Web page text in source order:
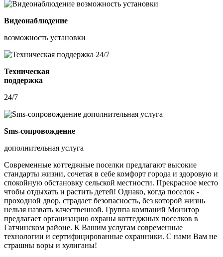
Видеонаблюдение
возможность установки
Техническая
поддержка
24/7
Sms-сопровождение
дополнительная услуга
Современные коттеджные поселки предлагают высокие
стандарты жизни, сочетая в себе комфорт города и здоровую и
спокойную обстановку сельской местности. Прекрасное место
чтобы отдыхать и растить детей! Однако, когда поселок -
проходной двор, страдает безопасность, без которой жизнь
нельзя назвать качественной. Группа компаний Монитор
предлагает организацию охраны коттеджных поселков в
Гатчинском районе. К Вашим услугам современные
технологии и сертифицированные охранники. С нами Вам не
страшны воры и хулиганы!